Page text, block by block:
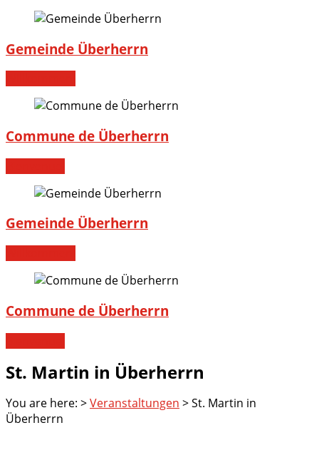
Gemeinde Überherrn
Commune de Überherrn
Gemeinde Überherrn
Commune de Überherrn
St. Martin in Überherrn
You are here: >Veranstaltungen >St. Martin in
Überherrn